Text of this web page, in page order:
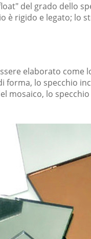
del grado dello
è rigido e legato; lo
elaborato come
forma, lo specchio
mosaico, lo